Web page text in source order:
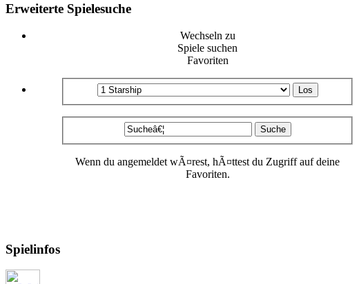
Erweiterte Spielesuche
Wechseln zu
Spiele suchen
Favoriten
Wenn du angemeldet wÃ¤rest, hÃ¤ttest du Zugriff auf deine
Favoriten.
Spielinfos